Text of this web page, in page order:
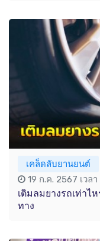
เคล็ดลับยานยนต์
19 ก.ค. 2567 เวลา
เติมลมยางรถเท่าไ
ทาง